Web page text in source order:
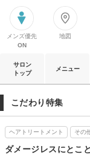
メンズ優先
ON
地図
サロン
トップ
メニュー
こだわり特集
ヘアトリートメント その
ダメージレスにとこ